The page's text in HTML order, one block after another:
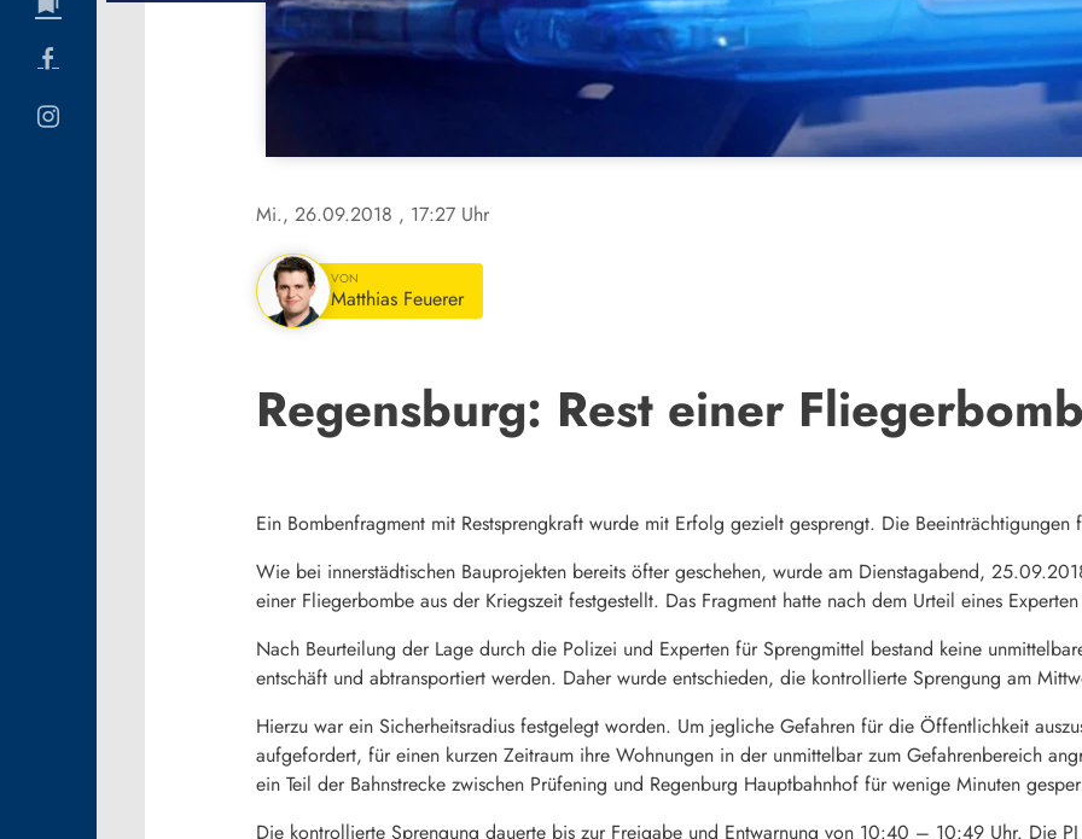
Mi., 26.09.2018 , 17:27 Uhr
VON
Matthias Feuerer
Regensburg: Rest einer
Ein Bombenfragment mit Restsprengkraft wurde mit Erfolg gezielt gesprengt. Die
Wie bei innerstädtischen Bauprojekten bereits öfter geschehen, wurde am Dienstagabend,
einer Fliegerbombe aus der Kriegszeit festgestellt. Das Fragment hatte nach dem Urteil eines
Nach Beurteilung der Lage durch die Polizei und Experten für Sprengmittel bestand keine
entschäft und abtransportiert werden. Daher wurde entschieden, die kontrollierte Sprengung am
Hierzu war ein Sicherheitsradius festgelegt worden. Um jegliche Gefahren für die Öffentlichkeit
aufgefordert, für einen kurzen Zeitraum ihre Wohnungen in der unmittelbar zum Gefahrenbereich
ein Teil der Bahnstrecke zwischen Prüfening und Regenburg Hauptbahnhof für wenige Minuten
Die kontrollierte Sprengung dauerte bis zur Freigabe und Entwarnung von 10:40 – 10:49 Uhr. Die